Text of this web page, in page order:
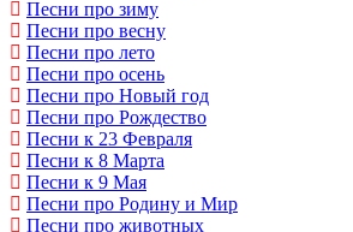
Песни про зиму
Песни про весну
Песни про лето
Песни про осень
Песни про Новый год
Песни про Рождество
Песни к 23 Февраля
Песни к 8 Марта
Песни к 9 Мая
Песни про Родину и Мир
Песни про животных